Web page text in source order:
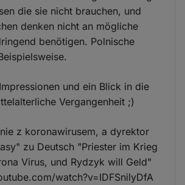
die sie nicht brauchen, und
denken nicht an mögliche
benötigen. Polnische
und ein Blick in die
Vergangenheit ;)
z koronawirusem, a dyrektor
zu Deutsch "Priester im Krieg
Virus, und Rydzyk will Geld"
watch?v=IDFSnilyDfA